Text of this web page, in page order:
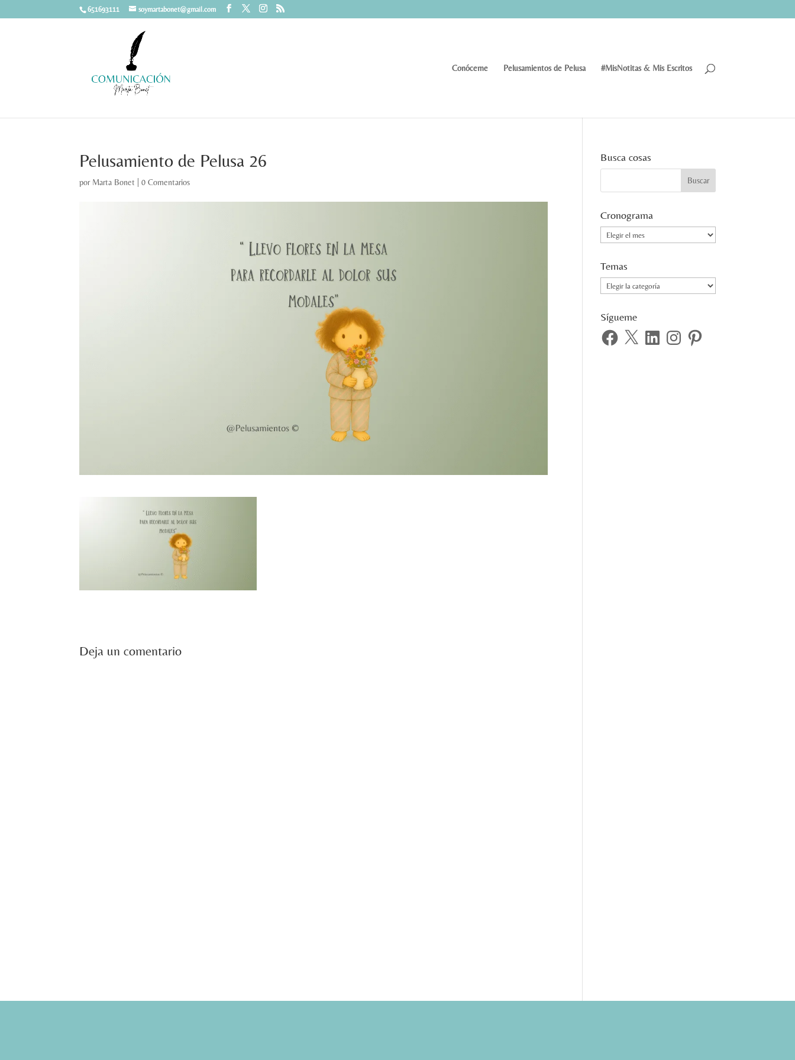
651693111 soymartabonet@gmail.com
Conóceme Pelusamientos de Pelusa #MisNotitas & Mis Escritos
Pelusamiento de Pelusa 26
por Marta Bonet |0 Comentarios
Deja un comentario
Busca cosas
Cronograma
Cronograma
Temas
Temas
Sígueme
Facebook
X LinkedInInstagramPinterest